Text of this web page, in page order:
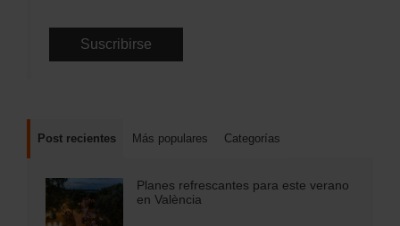
Post recientes Más populares Categorías
Planes refrescantes para este verano
en València